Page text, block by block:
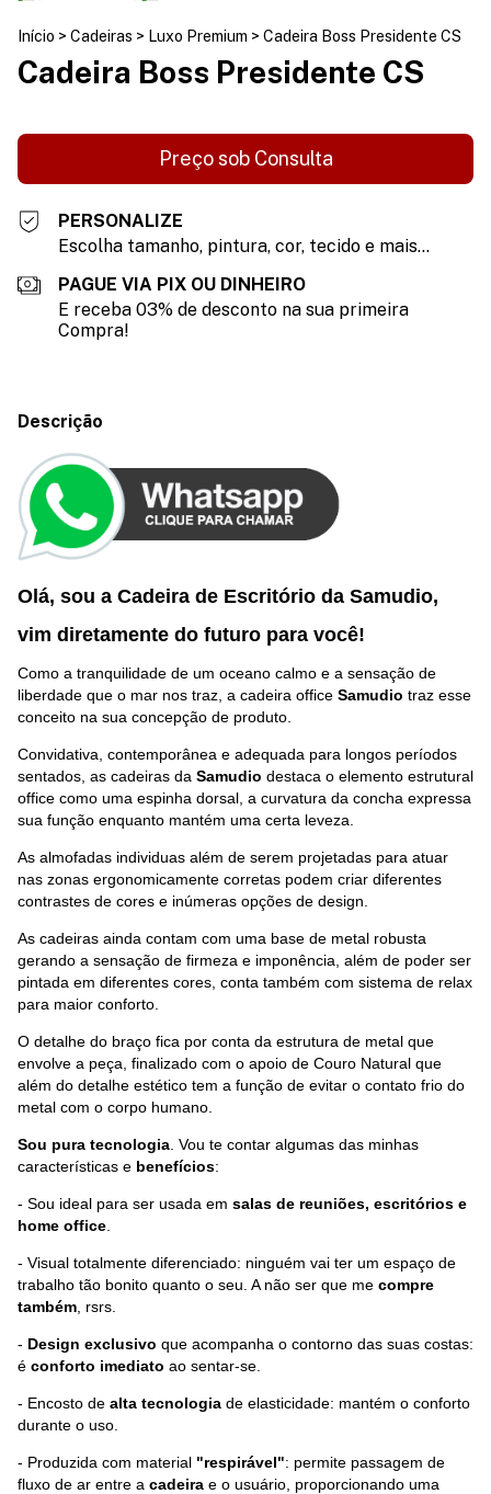
Início > Cadeiras > Luxo Premium > Cadeira Boss Presidente CS
Cadeira Boss Presidente CS
PERSONALIZE
Escolha tamanho, pintura, cor, tecido e mais...
PAGUE VIA PIX OU DINHEIRO
E receba 03% de desconto na sua primeira
Compra!
Descrição
Olá, sou a Cadeira de Escritório da Samudio,
vim diretamente do futuro para você!
Como a tranquilidade de um oceano calmo e a sensação de
liberdade que o mar nos traz, a cadeira office Samudio traz esse
conceito na sua concepção de produto.
Convidativa, contemporânea e adequada para longos períodos
sentados, as cadeiras da Samudio destaca o elemento estrutural
office como uma espinha dorsal, a curvatura da concha expressa
sua função enquanto mantém uma certa leveza.
As almofadas individuas além de serem projetadas para atuar
nas zonas ergonomicamente corretas podem criar diferentes
contrastes de cores e inúmeras opções de design.
As cadeiras ainda contam com uma base de metal robusta
gerando a sensação de firmeza e imponência, além de poder ser
pintada em diferentes cores, conta também com sistema de relax
para maior conforto.
O detalhe do braço fica por conta da estrutura de metal que
envolve a peça, finalizado com o apoio de Couro Natural que
além do detalhe estético tem a função de evitar o contato frio do
metal com o corpo humano.
Sou pura tecnologia . Vou te contar algumas das minhas
características e benefícios:
- Sou ideal para ser usada em salas de reuniões, escritórios e
home office
- Visual totalmente diferenciado: ninguém vai ter um espaço de
trabalho tão bonito quanto o seu. A não ser que me compre
também , rsrs.
- Design exclusivo que acompanha o contorno das suas costas:
é conforto imediato ao sentar-se.
- Encosto de alta tecnologia de elasticidade: mantém o conforto
durante o uso.
- Produzida com material "respirável": permite passagem de
fluxo de ar entre a cadeira e o usuário, proporcionando uma